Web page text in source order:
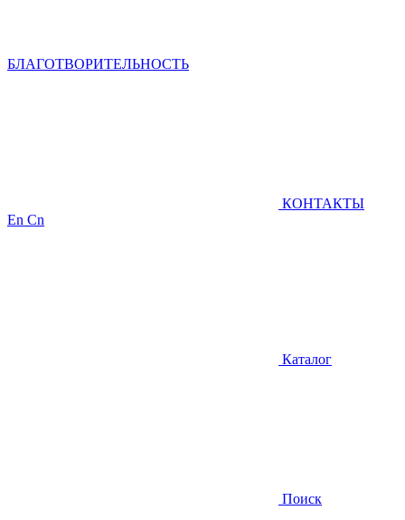
БЛАГОТВОРИТЕЛЬНОСТЬ
КОНТАКТЫ
En Cn
Каталог
Поиск